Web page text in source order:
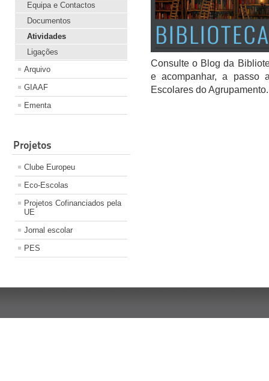
Equipa e Contactos
Documentos
Atividades
Ligações
Arquivo
GIAAF
Ementa
Projetos
Clube Europeu
Eco-Escolas
Projetos Cofinanciados pela
UE
Jornal escolar
PES
Consulte o Blog da
e acompanhar, a passo
Escolares do Agrupamento.